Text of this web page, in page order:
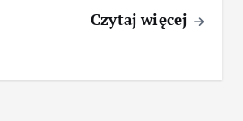
Czytaj więcej